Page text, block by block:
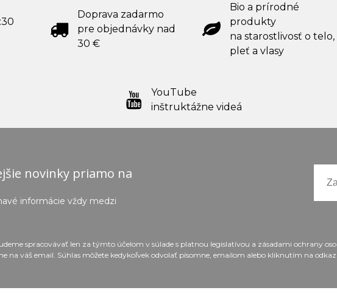
Doprava zadarmo
pre objednávky nad
30 €
Bio a prírodné
produkty
na starostlivosť o telo,
pleť a vlasy
YouTube
inštruktážne videá
novinky priamo na
informácie vždy medzi
spracovávať len za týmto účelom v súlade s platnou legislatívou a zásadami ochrany
na váš email. Súhlas môžete kedykoľvek odvolať písomne, emailom alebo kliknutím na